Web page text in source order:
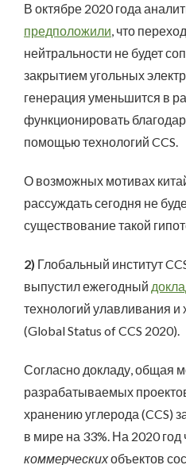
В октябре 2020 года
предположили, что
нейтральности не будет
закрытием угольных
генерация уменьшится в
функционировать
помощью технологий CCS.
О возможных мотивах
рассуждать сегодня не
существование такой
2) Глобальный институт
выпустил ежегодный
технологий улавливания и
(Global Status of CCS 2020).
Согласно докладу, общая
разрабатываемых
хранению углерода (CCS)
в мире на 33%. На 2020 год
коммерческихобъектов